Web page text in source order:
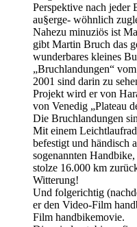
Perspektive nach jeder
au§erge- wöhnlich
Nahezu minuziös ist
gibt Martin Bruch das
wunderbares kleines
„Bruchlandungen“
2001 sind darin zu
Projekt wird er von
von Venedig „Plateau
Die Bruchlandungen
Mit einem
befestigt und händisch
sogenannten
stolze 16.000 km
Witterung!
Und folgerichtig
er den Video-Film
Film handbikemovie.